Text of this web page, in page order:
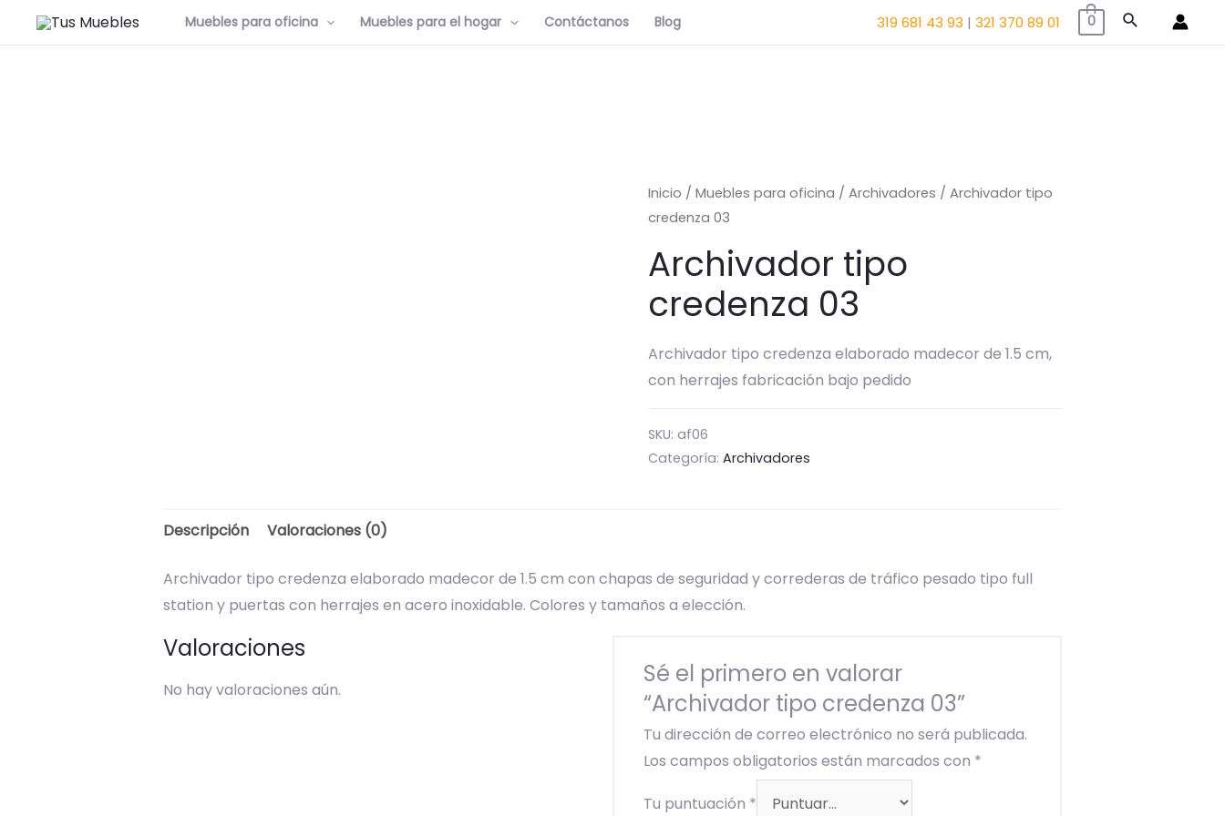
Muebles para oficina Muebles para el hogar Contáctanos Blog 319 681 43 93 | 321 370 89 01 0 Buscar
Inicio /Muebles para oficina /Archivadores / Archivador tipo
credenza 03
Archivador tipo
credenza 03
Archivador tipo credenza elaborado madecor de 1.5 cm,
con herrajes fabricación bajo pedido
SKU:af06
Categoría:Archivadores
Descripción Valoraciones (0)
Archivador tipo credenza elaborado madecor de 1.5 cm con chapas de seguridad y correderas de tráfico pesado tipo full
station y puertas con herrajes en acero inoxidable. Colores y tamaños a elección.
Valoraciones
No hay valoraciones aún.
Sé el primero en valorar
“Archivador tipo credenza 03”
Tu dirección de correo electrónico no será publicada.
Los campos obligatorios están marcados con *
Tu puntuación *